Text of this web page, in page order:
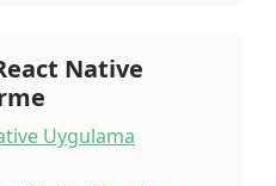
Native
Uygulama